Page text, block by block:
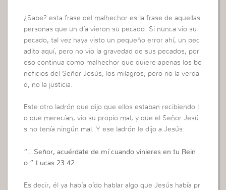
¿Sabe? esta frase del malhechor es la frase de aquellas
personas que un día vieron su pecado. Si nunca vio su
pecado, tal vez haya visto un pequeño error ahí, un pec
adito aquí, pero no vio la gravedad de sus pecados, por
eso continua como malhechor que quiere apenas los be
neficios del Señor Jesús, los milagros, pero no la verda
d, no la justicia.
Este otro ladrón que dijo que ellos estaban recibiendo l
o que merecían, vio su propio mal, y que el Señor Jesú
s no tenía ningún mal. Y ese ladrón le dijo a Jesús:
“… Señor, acuérdate de mí cuando vinieres en tu Rein
o .” Lucas 23:42
Es decir, él ya había oído hablar algo que Jesús había pr